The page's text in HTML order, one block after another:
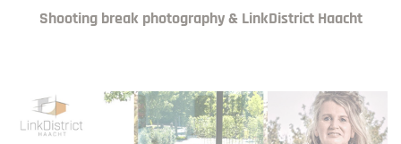
Shooting break photography & LinkDistrict Haacht